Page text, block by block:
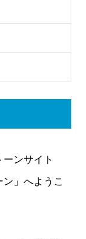
ンサイト
ン」へようこ